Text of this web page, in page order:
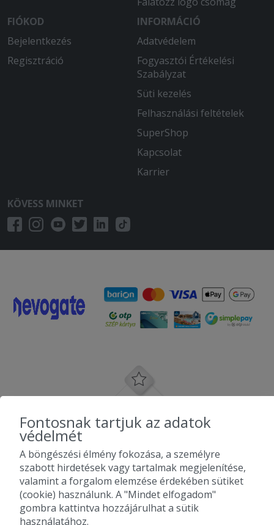
FIÓKOD
Bejelentkezés
Regisztráció
INFORMÁCIÓ
Adatvédelem
Fogyasztói Értékelési
Szabályzat
Süti kezelés
Felhasználási feltételek
SuperShop
Kapcsolat
Karrier
KÖVESS MINKET
Fontosnak tartjuk az adatok
védelmét
A böngészési élmény fokozása, a személyre
szabott hirdetések vagy tartalmak megjelenítése,
valamint a forgalom elemzése érdekében sütiket
(cookie) használunk. A "Mindet elfogadom"
gombra kattintva hozzájárulhat a sütik
használatához.